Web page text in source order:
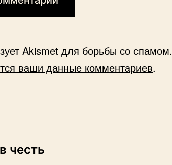
Akismet для борьбы со спамом.
ваши данные комментариев.
честь